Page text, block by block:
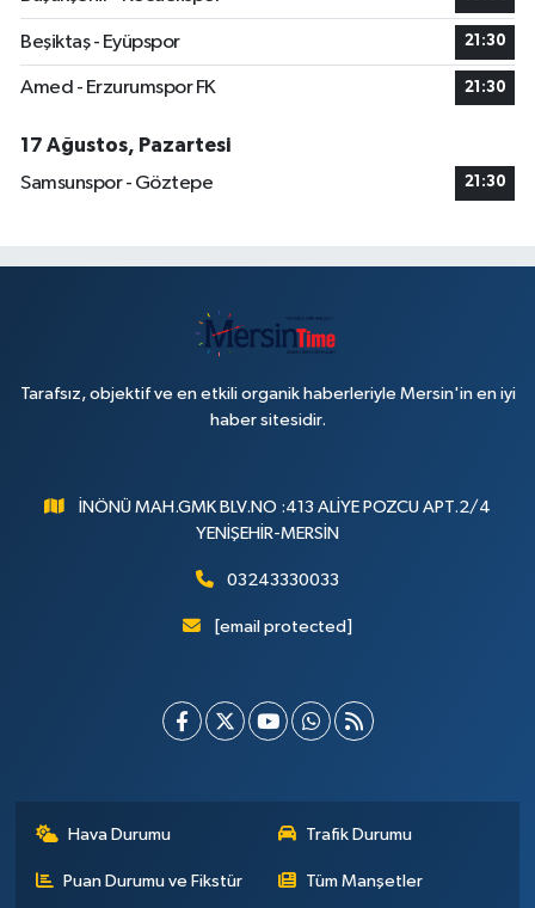
Beşiktaş - Eyüpspor 21:30
Amed - Erzurumspor FK 21:30
17 Ağustos, Pazartesi
Samsunspor - Göztepe
21:30
Tarafsız, objektif ve en etkili organik haberleriyle Mersin'in en iyi
haber sitesidir.
İNÖNÜ MAH.GMK BLV.NO :413 ALİYE POZCU APT.2/4
YENİŞEHİR-MERSİN
03243330033
[email protected]
Hava Durumu Trafik Durumu
Puan Durumu ve Fikstür Tüm Manşetler